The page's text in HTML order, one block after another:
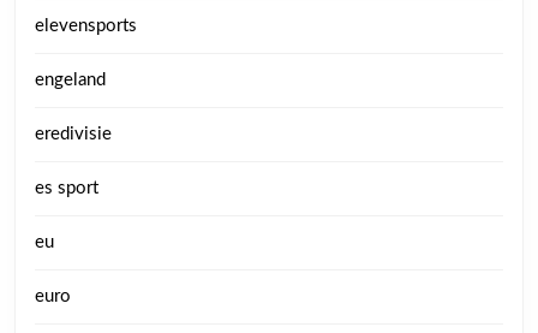
elevensports
engeland
eredivisie
es sport
eu
euro